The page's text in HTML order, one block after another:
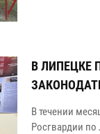
В ЛИПЕЦКЕ
В течении
Росгвардии по